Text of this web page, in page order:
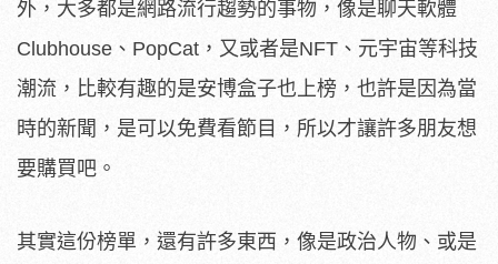
外，大多都是網路流行趨勢的事物，像是聊天軟體
Clubhouse、PopCat，又或者是NFT、元宇宙等科技
潮流，比較有趣的是安博盒子也上榜，也許是因為當
時的新聞，是可以免費看節目，所以才讓許多朋友想
要購買吧。
其實這份榜單，還有許多東西，像是政治人物、或是